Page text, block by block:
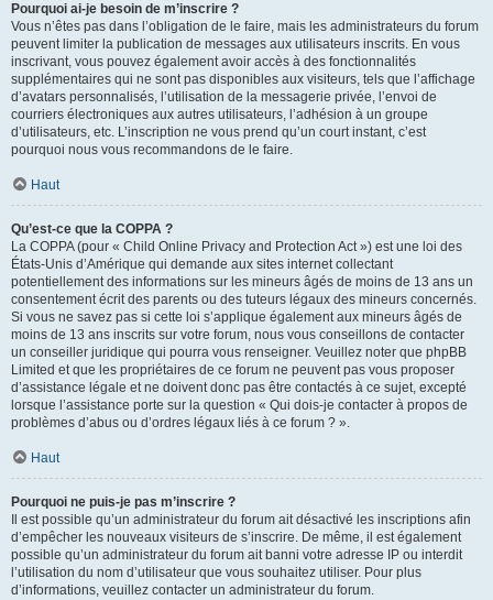
Pourquoi ai-je besoin de m’inscrire ?
Vous n’êtes pas dans l’obligation de le faire, mais les administrateurs du forum
peuvent limiter la publication de messages aux utilisateurs inscrits. En vous
inscrivant, vous pouvez également avoir accès à des fonctionnalités
supplémentaires qui ne sont pas disponibles aux visiteurs, tels que l’affichage
d’avatars personnalisés, l’utilisation de la messagerie privée, l’envoi de
courriers électroniques aux autres utilisateurs, l’adhésion à un groupe
d’utilisateurs, etc. L’inscription ne vous prend qu’un court instant, c’est
pourquoi nous vous recommandons de le faire.
Haut
Qu’est-ce que la COPPA ?
La COPPA (pour « Child Online Privacy and Protection Act ») est une loi des
États-Unis d’Amérique qui demande aux sites internet collectant
potentiellement des informations sur les mineurs âgés de moins de 13 ans un
consentement écrit des parents ou des tuteurs légaux des mineurs concernés.
Si vous ne savez pas si cette loi s’applique également aux mineurs âgés de
moins de 13 ans inscrits sur votre forum, nous vous conseillons de contacter
un conseiller juridique qui pourra vous renseigner. Veuillez noter que phpBB
Limited et que les propriétaires de ce forum ne peuvent pas vous proposer
d’assistance légale et ne doivent donc pas être contactés à ce sujet, excepté
lorsque l’assistance porte sur la question « Qui dois-je contacter à propos de
problèmes d’abus ou d’ordres légaux liés à ce forum ? ».
Haut
Pourquoi ne puis-je pas m’inscrire ?
Il est possible qu’un administrateur du forum ait désactivé les inscriptions afin
d’empêcher les nouveaux visiteurs de s’inscrire. De même, il est également
possible qu’un administrateur du forum ait banni votre adresse IP ou interdit
l’utilisation du nom d’utilisateur que vous souhaitez utiliser. Pour plus
d’informations, veuillez contacter un administrateur du forum.